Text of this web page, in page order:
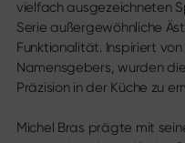
Gemüse­messer
Schälmesser
Steakmesser
Chinesische Kochmesser
Filetier- & Ausbein­messer
vielfach ausgezeichneten
Serie außergewöhnliche
Funktionalität. Inspiriert
Namensgebers, wurden
Präzision in der Küche zu
Michel Bras prägte mit